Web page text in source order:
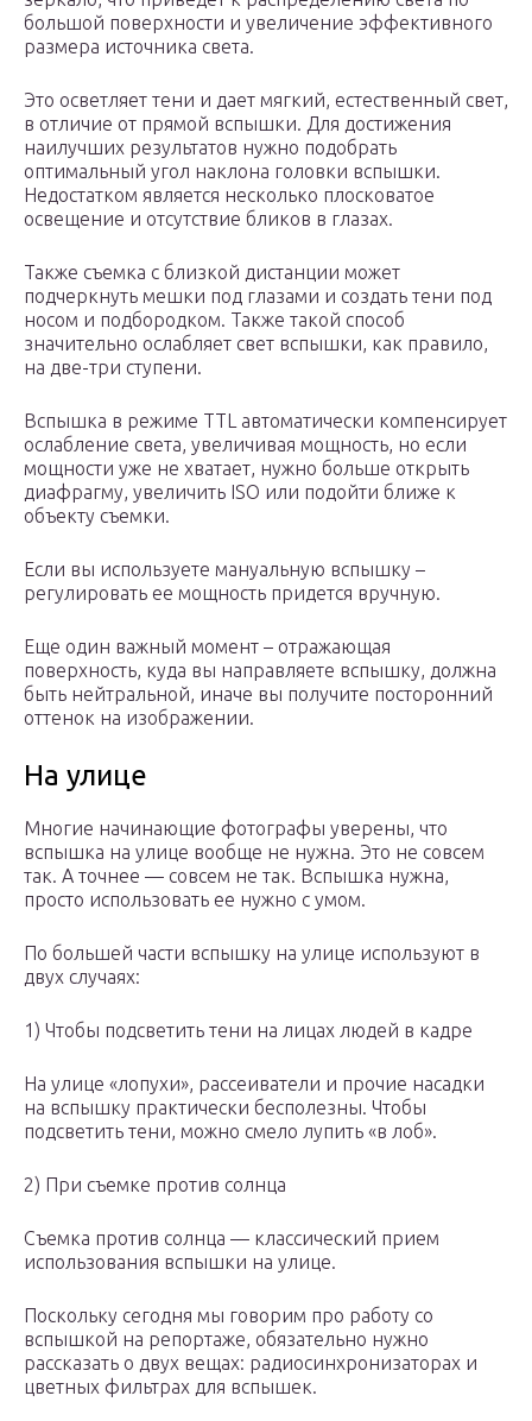
большой поверхности и увеличение эффективного
размера источника света.
Это осветляет тени и дает мягкий, естественный свет,
в отличие от прямой вспышки. Для достижения
наилучших результатов нужно подобрать
оптимальный угол наклона головки вспышки.
Недостатком является несколько плосковатое
освещение и отсутствие бликов в глазах.
Также съемка с близкой дистанции может
подчеркнуть мешки под глазами и создать тени под
носом и подбородком. Также такой способ
значительно ослабляет свет вспышки, как правило,
на две-три ступени.
Вспышка в режиме TTL автоматически компенсирует
ослабление света, увеличивая мощность, но если
мощности уже не хватает, нужно больше открыть
диафрагму, увеличить ISO или подойти ближе к
объекту съемки.
Если вы используете мануальную вспышку –
регулировать ее мощность придется вручную.
Еще один важный момент – отражающая
поверхность, куда вы направляете вспышку, должна
быть нейтральной, иначе вы получите посторонний
оттенок на изображении.
На улице
Многие начинающие фотографы уверены, что
вспышка на улице вообще не нужна. Это не совсем
так. А точнее — совсем не так. Вспышка нужна,
просто использовать ее нужно с умом.
По большей части вспышку на улице используют в
двух случаях:
1) Чтобы подсветить тени на лицах людей в кадре
На улице «лопухи», рассеиватели и прочие насадки
на вспышку практически бесполезны. Чтобы
подсветить тени, можно смело лупить «в лоб».
2) При съемке против солнца
Съемка против солнца — классический прием
использования вспышки на улице.
Поскольку сегодня мы говорим про работу со
вспышкой на репортаже, обязательно нужно
рассказать о двух вещах: радиосинхронизаторах и
цветных фильтрах для вспышек.